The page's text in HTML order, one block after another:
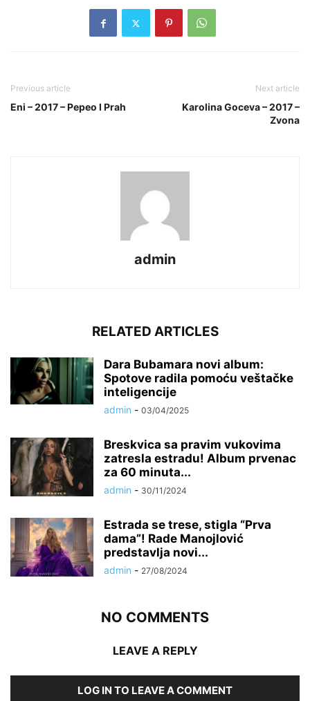
Previous article
Eni – 2017 – Pepeo I Prah
Next article
Karolina Goceva – 2017 –
Zvona
admin
RELATED ARTICLES
Dara Bubamara novi album:
Spotove radila pomoću veštačke
inteligencije
admin - 03/04/2025
Breskvica sa pravim vukovima
zatresla estradu! Album prvenac
za 60 minuta...
admin - 30/11/2024
Estrada se trese, stigla “Prva
dama”! Rade Manojlović
predstavlja novi...
admin - 27/08/2024
NO COMMENTS
LEAVE A REPLY
LOG IN TO LEAVE A COMMENT